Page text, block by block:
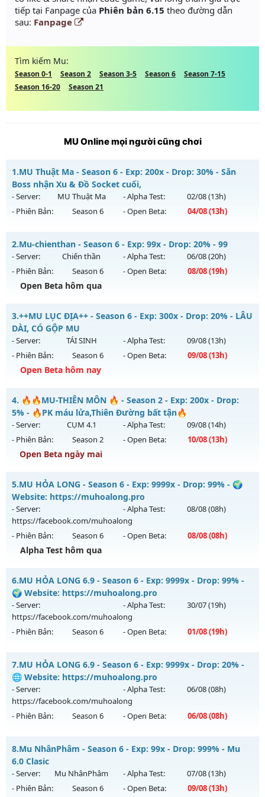
tiếp tại Fanpage của Phiên bản 6.15 theo đường dẫn
sau: Fanpage
Tìm kiếm Mu:
Season 0-1 Season 2 Season 3-5 Season 6
Season 7-15
Season 16-20
Season 21
MU Online mọi người cũng chơi
1.MU Thuật Ma - Season 6 - Exp: 200x - Drop: 30% - Săn
Boss nhận Xu & Đồ Socket cuối,
- Server: MU Thuật Ma - Alpha Test: 02/08(13h)
- Phiên Bản:
Season 6 - Open Beta: 04/08(13h)
MU Thuật Ma - Săn Boss nhận Xu & Đồ Socket cuối,
Mu mới ra tháng 08 2026 - Mở máy chủ
MU Thuật Ma
13h ngày 04/08/2626
Exp: 200x - Drop: 30%
Thể loại: Mu Nguyên bản Webzen
Antihack: VietGuard
2.Mu-chienthan - Season 6 - Exp: 99x - Drop: 20% - 99
- Server: Chiến thần - Alpha Test: 06/08(20h)
- Phiên Bản:
Season 6 - Open Beta: 08/08(19h)
Open Beta hôm qua
Mu mới ra tháng 08 2026 - Mở máy chủ
ngày 08/08/2626
Exp: 99x - Drop: 20%
Kiểu reset: Reset In Game
Thể loại: Mu Nguyên bản Webzen
Antihack: Anti 8x
3.++MU LỤC ĐỊA++ - Season 6 - Exp: 300x - Drop: 20% - LÂU
DÀI, CÓ GỘP MU
- Server: TÁI SINH - Alpha Test: 09/08(13h)
- Phiên Bản:
Season 6 - Open Beta: 09/08(13h)
Open Beta hôm nay
++MU LỤC ĐỊA++ - LÂU DÀI, CÓ GỘP MU
Mu mới ra tháng 08 2026 - Mở máy chủTÁI SINH
ngày 09/08/2626
Exp: 300x - Drop: 20%
Kiểu reset: Reset In Game
Thể loại: Mu Nguyên bản Webzen
Antihack: GoldShield
4. 🔥🔥MU-THIÊN MÔN 🔥 - Season 2 - Exp: 200x - Drop:
5% - 🔥PK máu lửa,Thiên Đường bất tận🔥
- Server: CỤM 4.1 - Alpha Test: 09/08(14h)
- Phiên Bản:
Season 2 - Open Beta: 10/08(13h)
Open Beta ngày mai
🔥🔥MU-THIÊN MÔN 🔥 - 🔥PK máu lửa,Thiên Đường bất
tận🔥
Mu mới ra tháng 08 2026 - Mở máy chủ
CỤM 4.1vào 13h
ngày 10/08/2626
Exp: 200x - Drop: 5%
Kiểu reset: Reset In Game
Thể loại: Mu Nguyên bản Webzen
Antihack: Sharkguard
5.MU HỎA LONG - Season 6 - Exp: 9999x - Drop: 99% - 🌍
Website: https://muhoalong.pro
- Server:
https://facebook.com/muhoalong
- Alpha Test: 08/08(08h)
- Phiên Bản: Season 6 - Open Beta: 08/08(08h)
Alpha Test hôm qua
MU HỎA LONG - 🌍 Website: https://muhoalong.pro
Mu mới ra tháng 08 2026 - Mở máy chủ
https://facebook.com/muhoalongvào 08h ngày
08/08/2626
Exp: 9999x - Drop: 99%
Thể loại: Mu Nguyên bản Webzen
Antihack: XShield
6.MU HỎA LONG 6.9 - Season 6 - Exp: 9999x - Drop: 99% -
🌍 Website: https://muhoalong.pro
- Server:
https://facebook.com/muhoalong
- Alpha Test: 30/07(19h)
- Phiên Bản: Season 6 - Open Beta: 01/08(19h)
MU HỎA LONG 6.9 - 🌍 Website: https://muhoalong.pro
Mu mới ra tháng 08 2026 - Mở máy chủ
https://facebook.com/muhoalongvào 19h ngày
01/08/2626
Exp: 9999x - Drop: 99%
Thể loại: Mu Nguyên bản Webzen
Antihack: XShield
7.MU HỎA LONG 6.9 - Season 6 - Exp: 9999x - Drop: 20% -
🌐 Website: https://muhoalong.pro
- Server:
https://facebook.com/muhoalong
- Alpha Test: 06/08(08h)
- Phiên Bản: Season 6 - Open Beta: 06/08(08h)
MU HỎA LONG 6.9 - 🌐 Website: https://muhoalong.pro
Mu mới ra tháng 08 2026 - Mở máy chủ
https://facebook.com/muhoalongvào 08h ngày
06/08/2626
8.Mu NhânPhâm - Season 6 - Exp: 99x - Drop: 999% - Mu
6.0 Clasic
- Server: Mu NhânPhâm - Alpha Test: 07/08(13h)
- Phiên Bản:
Season 6 - Open Beta: 09/08(13h)